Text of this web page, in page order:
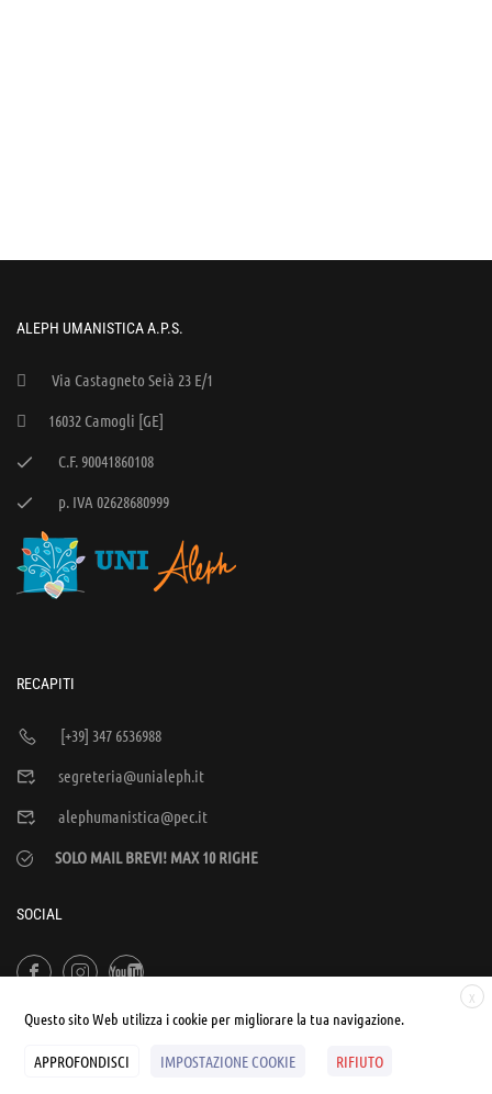
ALEPH UMANISTICA A.P.S.
Via Castagneto Seià 23 E/1
16032 Camogli [GE]
C.F. 90041860108
p. IVA 02628680999
RECAPITI
[+39] 347 6536988
segreteria@unialeph.it
alephumanistica@pec.it
SOLO MAIL BREVI! MAX 10 RIGHE
SOCIAL
X
Questo sito Web utilizza i cookie per migliorare la tua navigazione.
APPROFONDISCI IMPOSTAZIONE COOKIE RIFIUTO